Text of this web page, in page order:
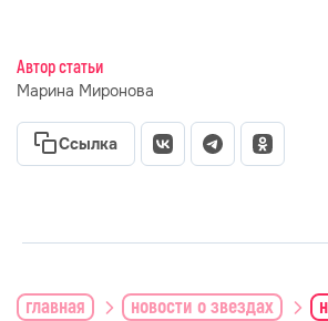
Автор статьи
Марина Миронова
Ссылка
главная новости о звездах